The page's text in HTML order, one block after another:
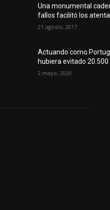
Una monumental
fallos facilitó los
21 agosto, 2017
Actuando como
hubiera evitado
2 mayo, 2020